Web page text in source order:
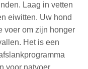
Laag in vetten
eiwitten. Uw hond
voer om zijn honger
Het is een